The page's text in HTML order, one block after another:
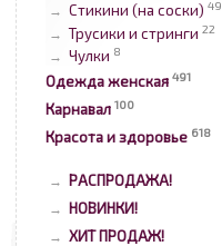
→ Стикини (на соски) 49
→ Трусики и стринги 22
→ Чулки 8
Одежда женская 491
Карнавал 100
Красота и здоровье 618
→ РАСПРОДАЖА!
→ НОВИНКИ!
→ ХИТ ПРОДАЖ!